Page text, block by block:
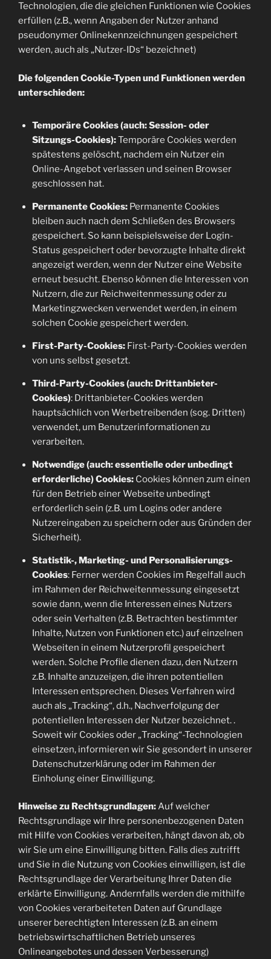
Technologien, die die gleichen Funktionen wie Cookies
erfüllen (z.B., wenn Angaben der Nutzer anhand
pseudonymer Onlinekennzeichnungen gespeichert
werden, auch als „Nutzer-IDs“ bezeichnet)
Die folgenden Cookie-Typen und Funktionen werden
unterschieden:
Temporäre Cookies (auch: Session- oder
Sitzungs-Cookies):Temporäre Cookies werden
spätestens gelöscht, nachdem ein Nutzer ein
Online-Angebot verlassen und seinen Browser
geschlossen hat.
Permanente Cookies:Permanente Cookies
bleiben auch nach dem Schließen des Browsers
gespeichert. So kann beispielsweise der Login-
Status gespeichert oder bevorzugte Inhalte direkt
angezeigt werden, wenn der Nutzer eine Website
erneut besucht. Ebenso können die Interessen von
Nutzern, die zur Reichweitenmessung oder zu
Marketingzwecken verwendet werden, in einem
solchen Cookie gespeichert werden.
First-Party-Cookies:First-Party-Cookies werden
von uns selbst gesetzt.
Third-Party-Cookies (auch: Drittanbieter-
Cookies): Drittanbieter-Cookies werden
hauptsächlich von Werbetreibenden (sog. Dritten)
verwendet, um Benutzerinformationen zu
verarbeiten.
Notwendige (auch: essentielle oder unbedingt
erforderliche) Cookies:Cookies können zum einen
für den Betrieb einer Webseite unbedingt
erforderlich sein (z.B. um Logins oder andere
Nutzereingaben zu speichern oder aus Gründen der
Sicherheit).
Statistik-, Marketing- und Personalisierungs-
Cookies: Ferner werden Cookies im Regelfall auch
im Rahmen der Reichweitenmessung eingesetzt
sowie dann, wenn die Interessen eines Nutzers
oder sein Verhalten (z.B. Betrachten bestimmter
Inhalte, Nutzen von Funktionen etc.) auf einzelnen
Webseiten in einem Nutzerprofil gespeichert
werden. Solche Profile dienen dazu, den Nutzern
z.B. Inhalte anzuzeigen, die ihren potentiellen
Interessen entsprechen. Dieses Verfahren wird
auch als „Tracking“, d.h., Nachverfolgung der
potentiellen Interessen der Nutzer bezeichnet. .
Soweit wir Cookies oder „Tracking“-Technologien
einsetzen, informieren wir Sie gesondert in unserer
Datenschutzerklärung oder im Rahmen der
Einholung einer Einwilligung.
Hinweise zu Rechtsgrundlagen:Auf welcher
Rechtsgrundlage wir Ihre personenbezogenen Daten
mit Hilfe von Cookies verarbeiten, hängt davon ab, ob
wir Sie um eine Einwilligung bitten. Falls dies zutrifft
und Sie in die Nutzung von Cookies einwilligen, ist die
Rechtsgrundlage der Verarbeitung Ihrer Daten die
erklärte Einwilligung. Andernfalls werden die mithilfe
von Cookies verarbeiteten Daten auf Grundlage
unserer berechtigten Interessen (z.B. an einem
betriebswirtschaftlichen Betrieb unseres
Onlineangebotes und dessen Verbesserung)